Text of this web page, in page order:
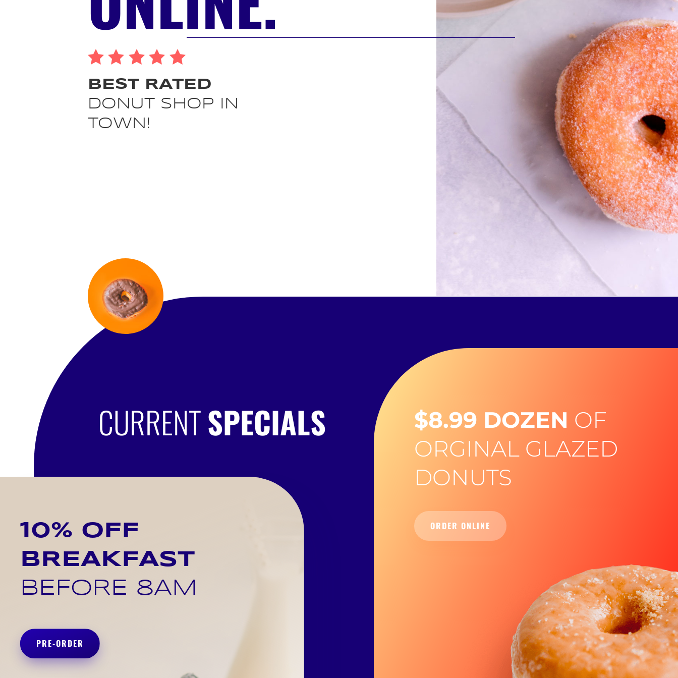
BEST RATED
DONUT SHOP IN
TOWN!
CURRENTSPECIALS
10% OFF
BREAKFAST
BEFORE 8AM
PRE-ORDER
$8.99 DOZEN OF
ORGINAL GLAZED
DONUTS
ORDER ONLINE